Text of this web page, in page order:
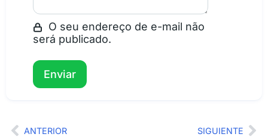
O seu endereço de e-mail não
será publicado.
AntANTERIOR SIGUIENTE